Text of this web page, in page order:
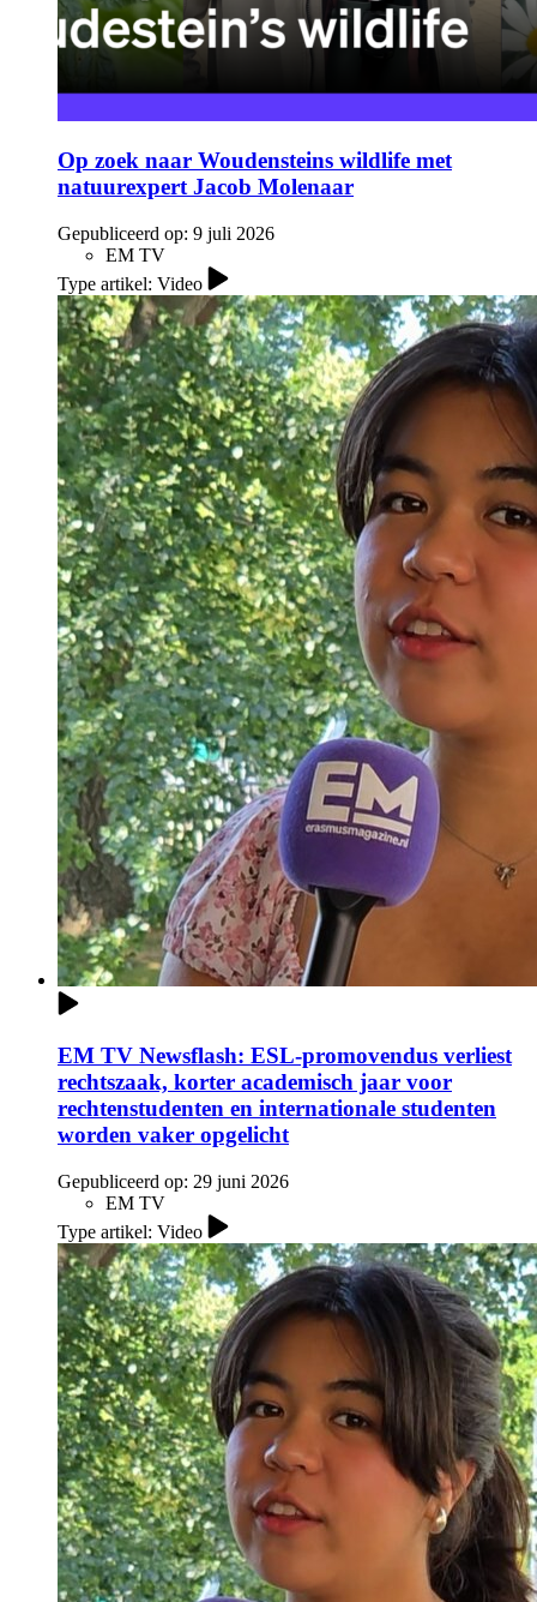
Op zoek naar Woudensteins wildlife met
natuurexpert Jacob Molenaar
Gepubliceerd op: 9 juli 2026
EM TV
Type artikel: Video
EM TV Newsflash: ESL-promovendus verliest
rechtszaak, korter academisch jaar voor
rechtenstudenten en internationale studenten
worden vaker opgelicht
Gepubliceerd op: 29 juni 2026
EM TV
Type artikel: Video